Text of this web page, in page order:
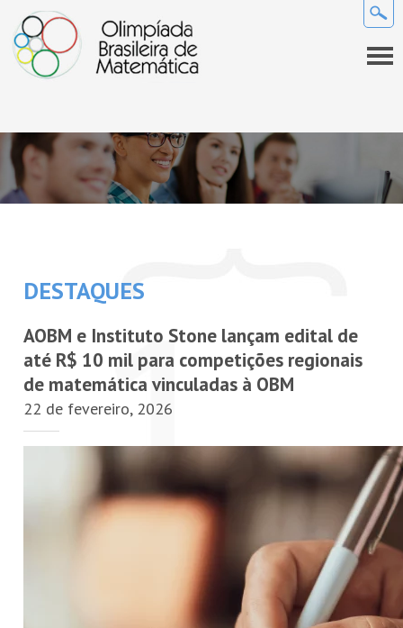
COMPETIÇÕES
REVISTA EUREKA!
ÁREA RESTRITA
QUEM SOMOS
A OBM
Coordenadores
Projeto Gráfico da OBM
INFORMAÇÕES GERAIS
Perguntas frequentes
Lista de discussão
NOVIDADES
Sala de imprensa
DESTAQUES
AOBM e Instituto Stone lançam edital de
até R$ 10 mil para competições regionais
de matemática vinculadas à OBM
22 de fevereiro, 2026